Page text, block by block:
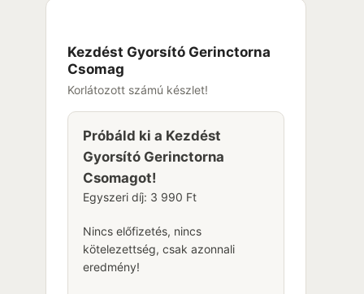
Kezdést Gyorsító Gerinctorna
Csomag
Korlátozott számú készlet!
Próbáld ki a Kezdést
Gyorsító Gerinctorna
Csomagot!
Egyszeri díj: 3 990 Ft
Nincs előfizetés, nincs
kötelezettség, csak azonnali
eredmény!